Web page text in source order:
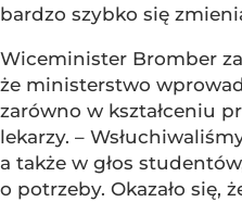
bardzo szybko się
Wiceminister Bromber
że ministerstwo
zarówno w kształceniu
lekarzy. –
a także w głos
o potrzeby. Okazało się,